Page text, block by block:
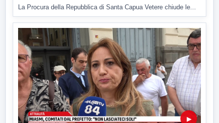
La Procura della Repubblica di Santa Capua Vetere chiude le...
▶